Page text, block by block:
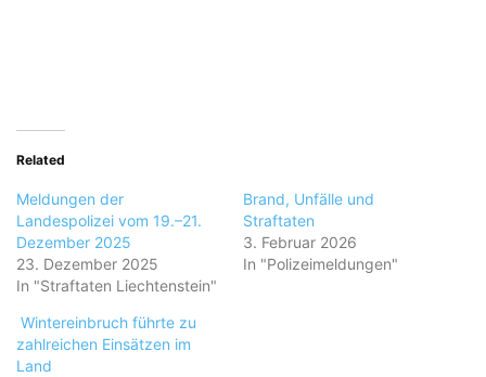
Related
Meldungen der
Landespolizei vom 19.–21.
Dezember 2025
23. Dezember 2025
In "Straftaten Liechtenstein"
Brand, Unfälle und
Straftaten
3. Februar 2026
In "Polizeimeldungen"
Wintereinbruch führte zu
zahlreichen Einsätzen im
Land